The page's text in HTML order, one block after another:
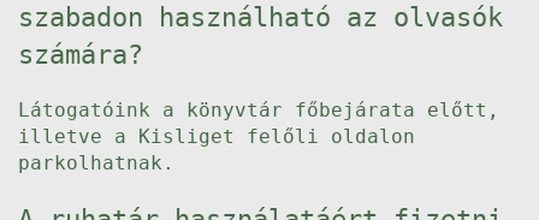
szabadon használható az olvasók
számára?
Látogatóink a könyvtár főbejárata előtt,
illetve a Kisliget felőli oldalon
parkolhatnak.